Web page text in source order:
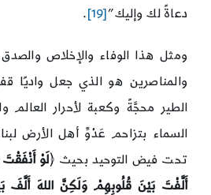
دعاةً لك وإليك” [19]
.
ومثل هذا الوفاء والإخلاص
والمناصرين هو الذي جعل واديًا
الطير محجَّةً وكعبة لأحرار العالم
السماء بتزاحم عَدْوِّ أهل الأرض
تحت فيض التوحيد بحيث ﴿لَوْ
أَلَّفْتَ بَيْنَ قُلُوبِهِمْ وَلَكِنَّ اللهَ أَلَّفَ